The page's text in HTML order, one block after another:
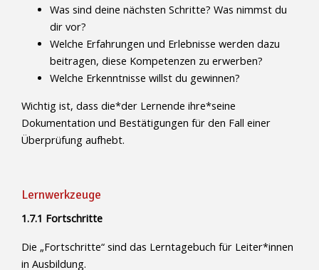
Was sind deine nächsten Schritte? Was nimmst du
dir vor?
Welche Erfahrungen und Erlebnisse werden dazu
beitragen, diese Kompetenzen zu erwerben?
Welche Erkenntnisse willst du gewinnen?
Wichtig ist, dass die*der Lernende ihre*seine
Dokumentation und Bestätigungen für den Fall einer
Überprüfung aufhebt.
Lernwerkzeuge
1.7.1 Fortschritte
Die „Fortschritte“ sind das Lerntagebuch für Leiter*innen
in Ausbildung.